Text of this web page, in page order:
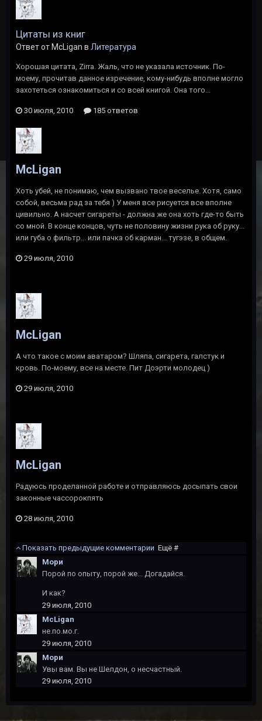
Цитаты из книг
Ответ от McLigan в Литература
Хорошая цитата, Zirra. Жаль, что не указала источник. По-
моему, прочитав данное изречение, кому-нибудь вполне могло
захотеться ознакомиться и со всей книгой. Она того...
30 июля, 2010 185 ответов
McLigan
Хоть убей, не понимаю, чем вызвано твое веселье. Хотя, само
собой, весьма рад за тебя ) У меня все рисуется все вполне
цивильно. А насчет сигареты - должна же она хоть где-то быть
со мной. В конце концов, чуть не половину жизни рука об руку...
или губа о фильтр... или пачка об карман... тугэзе, в общем.
29 июля, 2010
McLigan
А что такое с моим аватаром? Шляпа, сигарета, галстук и
кровь. По-моему, все на месте. Пит Доэрти молодец )
29 июля, 2010
McLigan
Радуюсь проделанной работе и отправляюсь досыпать свои
законные чассорокпять
28 июля, 2010
Показать предыдущие комментарии Ещё #
Мори
Порой по опыту, порой же... Догадайся.
И как?
29 июля, 2010
McLigan
не.по.мо.г.
29 июля, 2010
Мори
Увы вам. Вы не Шелдон, о несчастный.
29 июля, 2010